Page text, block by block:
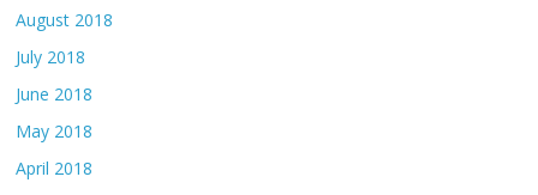
August 2018
July 2018
June 2018
May 2018
April 2018